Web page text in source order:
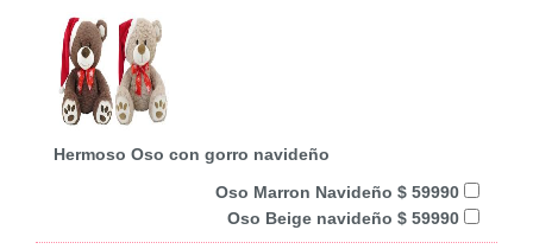
Hermoso Oso con gorro navideño
Oso Marron Navideño $ 59990
Oso Beige navideño $ 59990